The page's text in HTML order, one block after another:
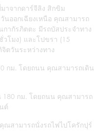
าจากดาร์จีลิง สิกขิม
นออกเฉียงเหนือ คุณสามารถ
กากัรภิตตะ มีรถบัสประจำทาง
โมง) และโปขรา (15
ตวันระหว่างทาง
กม. โดยถนน คุณสามารถเดิน
180 กม. โดยถนน คุณสามารถ
ต์
ณสามารถนั่งรถไฟไปโครักปุร์